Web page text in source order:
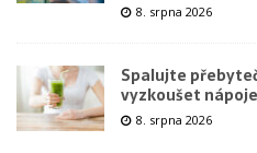
8. srpna 2026
Spalujte
vyzkoušet
8. srpna 2026